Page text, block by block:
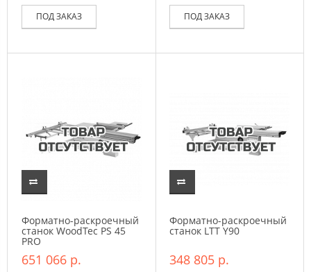
ПОД ЗАКАЗ ПОД ЗАКАЗ
Форматно-раскроечный
станок WoodTec PS 45
PRO
651 066 р.
Форматно-раскроечный
станок LTT Y90
348 805 р.